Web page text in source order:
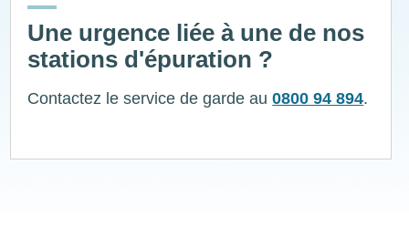
Une urgence liée à une de nos
stations d'épuration ?
Contactez le service de garde au0800 94 894.